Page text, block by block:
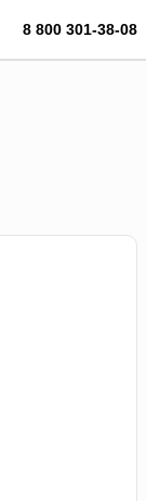
8 800 301-38-08